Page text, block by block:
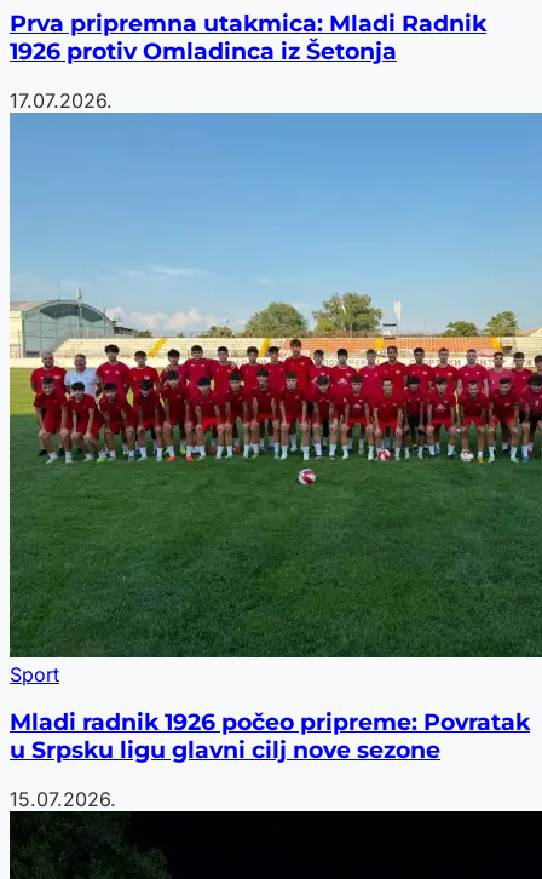
Prva pripremna utakmica: Mladi Radnik
1926 protiv Omladinca iz Šetonja
17.07.2026.
Sport
Mladi radnik 1926 počeo pripreme: Povratak
u Srpsku ligu glavni cilj nove sezone
15.07.2026.